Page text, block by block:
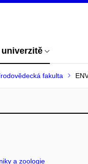
univerzitě
fakulta
a zoologie